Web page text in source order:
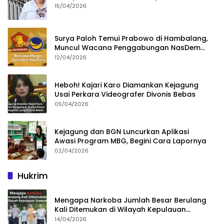
15/04/2026
Surya Paloh Temui Prabowo di Hambalang,
Muncul Wacana Penggabungan NasDem
dan Gerindra
12/04/2026
Heboh! Kajari Karo Diamankan Kejagung
Usai Perkara Videografer Divonis Bebas
05/04/2026
Kejagung dan BGN Luncurkan Aplikasi
Awasi Program MBG, Begini Cara Lapornya
02/04/2026
Hukrim
Mengapa Narkoba Jumlah Besar Berulang
Kali Ditemukan di Wilayah Kepulauan
Sumenep?
14/04/2026